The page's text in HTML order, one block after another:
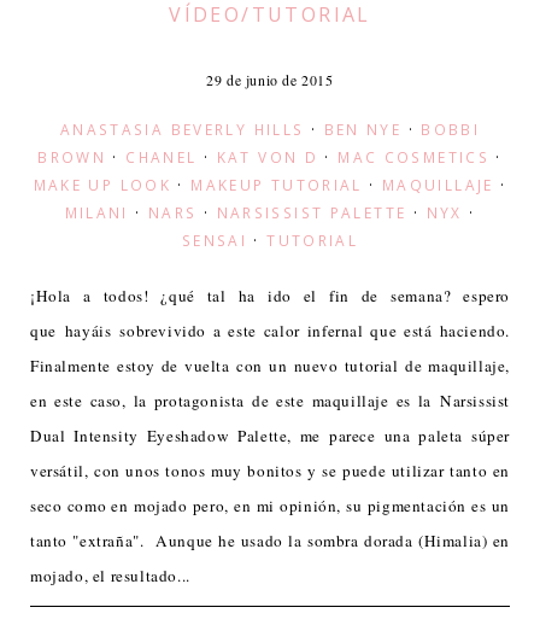
VÍDEO/TUTORIAL
29 de junio de 2015
ANASTASIA BEVERLY HILLS · BEN NYE · BOBBI
BROWN · CHANEL · KAT VON D · MAC COSMETICS ·
MAKE UP LOOK · MAKEUP TUTORIAL · MAQUILLAJE ·
MILANI
· NARS · NARSISSIST PALETTE · NYX ·
SENSAI ·TUTORIAL
¡Hola a todos! ¿qué tal ha ido el fin de semana? espero
que hayáis sobrevivido a este calor infernal que está haciendo.
Finalmente estoy de vuelta con un nuevo tutorial de maquillaje,
en este caso, la protagonista de este maquillaje es la Narsissist
Dual Intensity Eyeshadow Palette, me parece una paleta súper
versátil, con unos tonos muy bonitos y se puede utilizar tanto en
seco como en mojado pero, en mi opinión, su pigmentación es un
tanto "extraña". Aunque he usado la sombra dorada (Himalia) en
mojado, el resultado...